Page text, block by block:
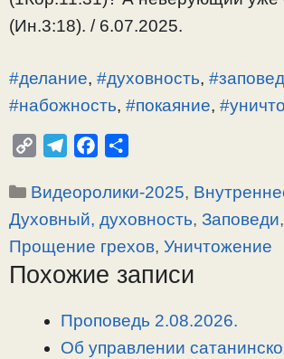
(Ин.3:18). / 6.07.2025.
#делание, #духовность,
#набожность, #покаяние,
p
y
n
l
e
a
c
e
o
п
р
и
ь
Рубрики
Видеоролики-2025,
Духовный, духовность, Заповеди,
Прощение грехов, Уничтожение
Похожие записи
Проповедь 2.08.2026.
Об управлении